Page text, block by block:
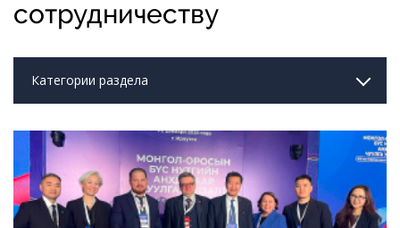
сотрудничеству
Категории раздела